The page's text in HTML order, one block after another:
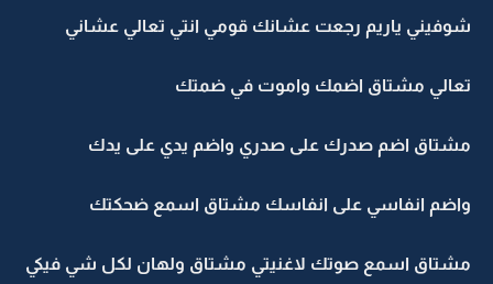
شوفيني ياريم رجعت عشانك قومي انتي تعالي عشاني
تعالي مشتاق اضمك واموت في ضمتك
مشتاق اضم صدرك على صدري واضم يدي على يدك
واضم انفاسي على انفاسك مشتاق اسمع ضحكتك
مشتاق اسمع صوتك لاغنيتي مشتاق ولهان لكل شي فيكي